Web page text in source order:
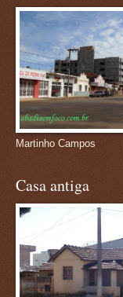
Martinho Campos
Casa antiga